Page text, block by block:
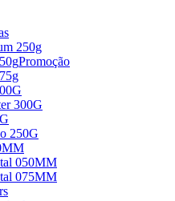
250g
Promoção
300G
250G
050MM
075MM